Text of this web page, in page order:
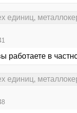
единиц,
работаете в
единиц,